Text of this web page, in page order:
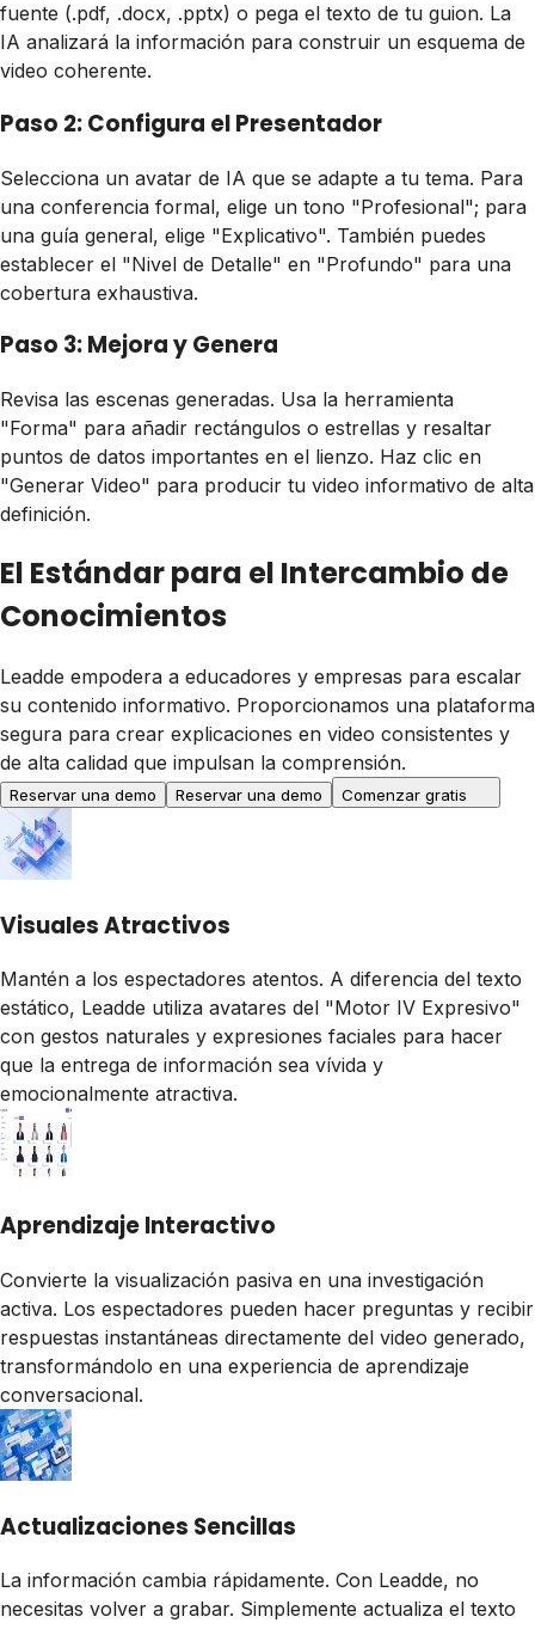
fuente (.pdf, .docx, .pptx) o pega el texto de tu guion. La
IA analizará la información para construir un esquema de
video coherente.
Paso 2: Configura el Presentador
Selecciona un avatar de IA que se adapte a tu tema. Para
una conferencia formal, elige un tono "Profesional"; para
una guía general, elige "Explicativo". También puedes
establecer el "Nivel de Detalle" en "Profundo" para una
cobertura exhaustiva.
Paso 3: Mejora y Genera
Revisa las escenas generadas. Usa la herramienta
"Forma" para añadir rectángulos o estrellas y resaltar
puntos de datos importantes en el lienzo. Haz clic en
"Generar Video" para producir tu video informativo de alta
definición.
El Estándar para el Intercambio de
Conocimientos
Leadde empodera a educadores y empresas para escalar
su contenido informativo. Proporcionamos una plataforma
segura para crear explicaciones en video consistentes y
de alta calidad que impulsan la comprensión.
Reservar una demo Reservar una demo Comenzar gratis
Visuales Atractivos
Mantén a los espectadores atentos. A diferencia del texto
estático, Leadde utiliza avatares del "Motor IV Expresivo"
con gestos naturales y expresiones faciales para hacer
que la entrega de información sea vívida y
emocionalmente atractiva.
Aprendizaje Interactivo
Convierte la visualización pasiva en una investigación
activa. Los espectadores pueden hacer preguntas y recibir
respuestas instantáneas directamente del video generado,
transformándolo en una experiencia de aprendizaje
conversacional.
Actualizaciones Sencillas
La información cambia rápidamente. Con Leadde, no
necesitas volver a grabar. Simplemente actualiza el texto